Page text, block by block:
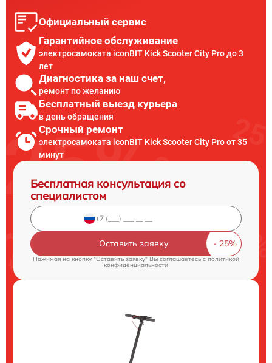
Официальный сервис
Гарантийное обслуживание
электросамоката iconBIT Kick Scooter City Pro до 3
лет
Диагностика за наш счет,
ремонт по желанию
Бесплатный выезд курьера
в день обращения
Срочный ремонт
электросамоката iconBIT Kick Scooter City Pro от 35
минут
Бесплатная консультация со
специалистом
Оставить заявку
Нажимая на кнопку "Оставить заявку" Вы соглашаетесь cполитикой
конфиденциальности